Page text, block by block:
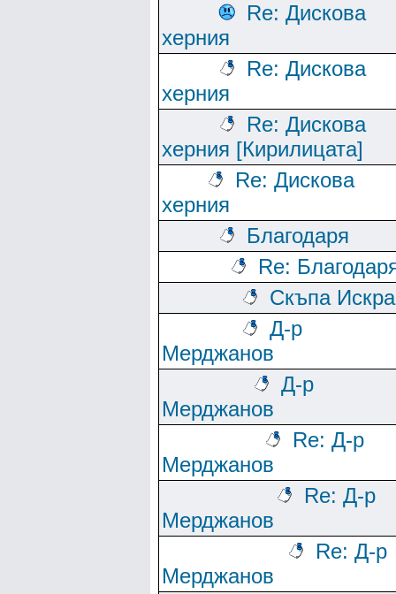
Re: Дискова
херния
Re: Дискова
херния
Re: Дискова
херния [Кирилицата]
Re: Дискова
херния
Благодаря
Re:
Скъпа Искра
Д-р
Мерджанов
Д-р
Мерджанов
Re: Д-р
Мерджанов
Re: Д-р
Мерджанов
Re: Д-р
Мерджанов